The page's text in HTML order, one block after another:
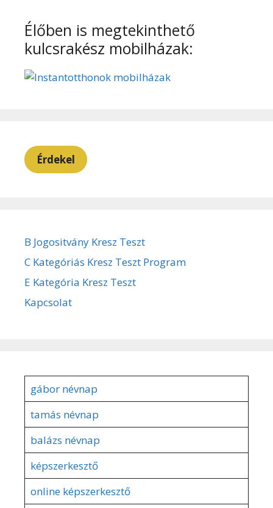
Élőben is megtekinthető
kulcsrakész mobilházak:
Érdekel
B Jogositvány Kresz Teszt
C Kategóriás Kresz Teszt Program
E Kategória Kresz Teszt
Kapcsolat
gábor névnap
tamás névnap
balázs névnap
képszerkesztő
online képszerkesztő